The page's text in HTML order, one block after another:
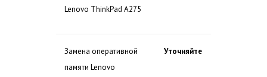
Lenovo ThinkPad A275
Замена оперативной
памяти Lenovo
Уточняйте